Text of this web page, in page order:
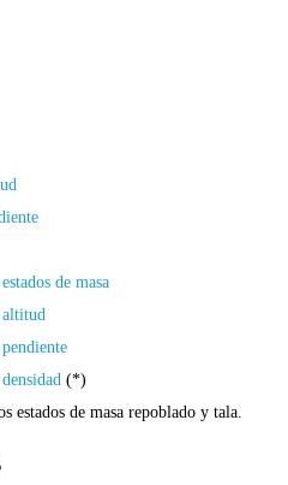
de masa
(*)
estados de masa repoblado y tala.